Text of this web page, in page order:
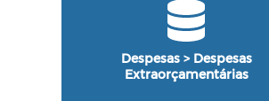
Despesas > Despesas
Extraorçamentárias